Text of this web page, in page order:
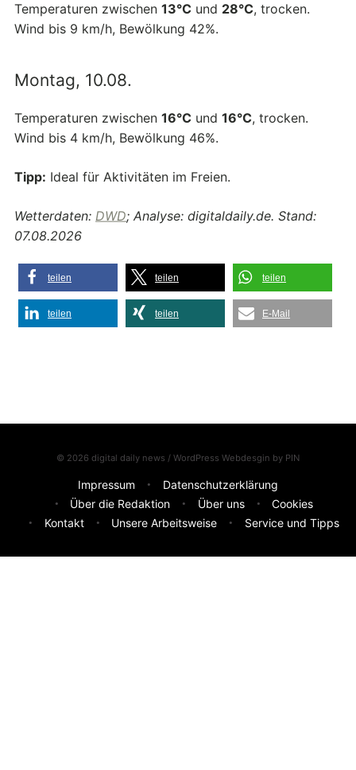
Temperaturen zwischen 13°C und 28°C, trocken.
Wind bis 9 km/h, Bewölkung 42%.
Montag, 10.08.
Temperaturen zwischen 16°C und 16°C, trocken.
Wind bis 4 km/h, Bewölkung 46%.
Tipp: Ideal für Aktivitäten im Freien.
Wetterdaten: DWD; Analyse: digitaldaily.de. Stand:
07.08.2026
teilen teilen teilen
teilen teilen E-Mail
© 2026 digital daily news / WordPress Webdesgin by PIN
Impressum
Datenschutzerklärung
Über die Redaktion
Über uns
Cookies
Kontakt
Unsere Arbeitsweise Service und Tipps